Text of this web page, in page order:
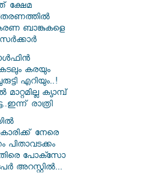
ക്ഷേമ
ബാങ്കുകളെ
സർക്കാർ
കടലും കരയും
എറിയും..!
മാറ്റമില്ല ക്യാമ്പ്
രാത്രി
നേരെ
പിതാവടക്കം
പോക്സോ
അറസ്റ്റിൽ...